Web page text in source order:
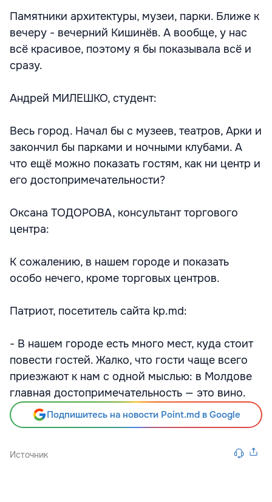
Памятники архитектуры, музеи, парки. Ближе к
вечеру - вечерний Кишинёв. А вообще, у нас
всё красивое, поэтому я бы показывала всё и
сразу.
Андрей МИЛЕШКО, студент:
Весь город. Начал бы с музеев, театров, Арки и
закончил бы парками и ночными клубами. А
что ещё можно показать гостям, как ни центр и
его достопримечательности?
Оксана ТОДОРОВА, консультант торгового
центра:
К сожалению, в нашем городе и показать
особо нечего, кроме торговых центров.
Патриот, посетитель сайта kp.md:
- В нашем городе есть много мест, куда стоит
повести гостей. Жалко, что гости чаще всего
приезжают к нам с одной мыслью: в Молдове
главная достопримечательность — это вино.
Подпишитесь на новости Point.md в Google
Источник